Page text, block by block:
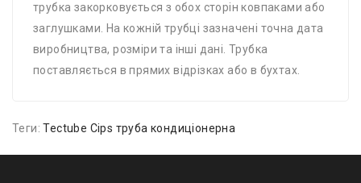
трубка закорковується з обох сторін ковпаками або
заглушками. На кожній трубці зазначені точна дата
виробництва, розміри та інші дані. Трубка
поставляється в прямих відрізках або в бухтах.
Теги:Tectube Cips труба кондиціонерна